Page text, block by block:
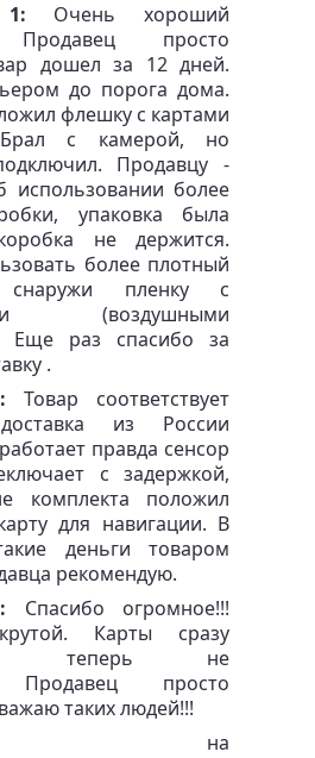
Очень хороший
Продавец просто
дошел за 12 дней.
до порога дома.
флешку с картами
Брал с камерой, но
Продавцу -
использовании более
упаковка была
не держится.
более плотный
пленку с
(воздушными
Еще раз спасибо за
.
Товар соответствует
из России
правда сенсор
с задержкой,
комплекта положил
для навигации. В
деньги товаром
рекомендую.
Спасибо огромное!!!
Карты сразу
теперь не
Продавец просто
таких людей!!!
на